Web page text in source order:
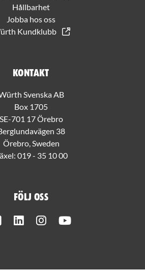
Hållbarhet
Jobba hos oss
Kundklubb
Kontakt
Svenska AB
Box 1705
SE-701 17 Örebro
38
Örebro, Sweden
019 - 35 10 00
Följ oss
FacebookLinkedInInstagram